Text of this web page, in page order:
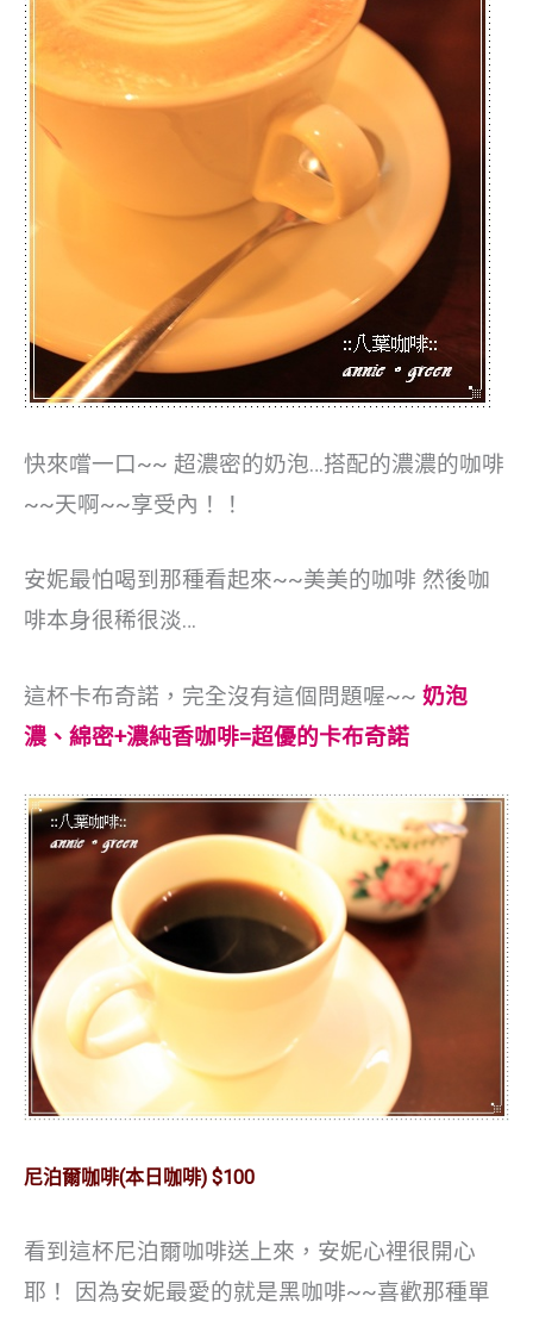
快來嚐一口~~ 超濃密的奶泡…搭配的濃濃的咖啡
~~天啊~~享受內！！
安妮最怕喝到那種看起來~~美美的咖啡 然後咖
啡本身很稀很淡…
這杯卡布奇諾，完全沒有這個問題喔~~ 奶泡
濃、綿密+濃純香咖啡=超優的卡布奇諾
尼泊爾咖啡(本日咖啡) $100
看到這杯尼泊爾咖啡送上來，安妮心裡很開心
耶！
因為安妮最愛的就是黑咖啡~~喜歡那種單